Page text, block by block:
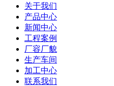
关于我们
产品中心
新闻中心
工程案例
厂容厂貌
生产车间
加工中心
联系我们